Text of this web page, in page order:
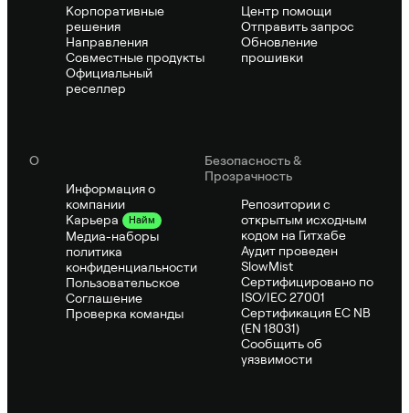
Корпоративные
решения
Направления
Совместные продукты
Официальный
реселлер
Центр помощи
Отправить запрос
Обновление
прошивки
О
Информация о
компании
Карьера
Найм
Медиа-наборы
политика
конфиденциальности
Пользовательское
Соглашение
Проверка команды
Безопасность &
Прозрачность
Репозитории с
открытым исходным
кодом на Гитхабе
Аудит проведен
SlowMist
Сертифицировано по
ISO/IEC 27001
Сертификация ЕС NB
(EN 18031)
Сообщить об
уязвимости